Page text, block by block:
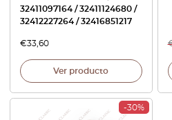
32411097164 / 32411124680 /
32412227264 / 32416851217
€33,60
Ver producto
-30%